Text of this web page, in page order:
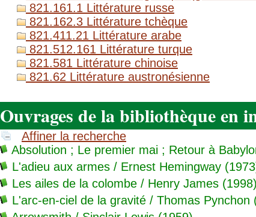
821.161.1 Littérature russe
821.162.3 Littérature tchèque
821.411.21 Littérature arabe
821.512.161 Littérature turque
821.581 Littérature chinoise
821.62 Littérature austronésienne
Ouvrages de la bibliothèque en
Affiner la recherche
Absolution ; Le premier mai ; Retour à
L'adieu aux armes / Ernest Hemingway
Les ailes de la colombe / Henry James (1998)
L'arc-en-ciel de la gravité / Thomas Pynchon